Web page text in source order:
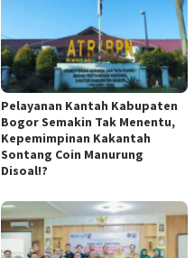
Pelayanan Kantah Kabupaten
Bogor Semakin Tak Menentu,
Kepemimpinan Kakantah
Sontang Coin Manurung
Disoal!?